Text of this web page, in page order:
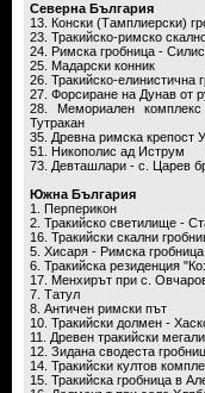
Северна България
13. Конски (Тамплиерски)
23. Тракийско-римско
24. Римска гробница -
25. Мадарски конник
26. Тракийско-елинистична
27. Форсиране на Дунав от
28. Мемориален
Тутракан
35. Древна римска крепост
51. Никополис ад Иструм
73. Девташлари - с. Царев
Южна България
1. Перперикон
2. Тракийско светилище -
16. Тракийски скални
5. Хисаря - Римска гробница
6. Тракийска резиденция
17. Mенхирът при с.
7. Татул
8. Античен римски път
10. Тракийски долмен -
11. Древен тракийски
12. Зидана сводеста
14. Тракийски култов
15. Тракийска гробница в